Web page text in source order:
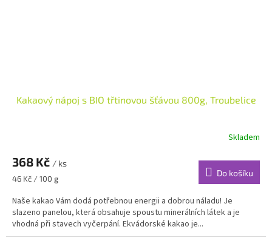
Kakaový nápoj s BIO třtinovou šťávou 800g, Troubelice
Skladem
368 Kč / ks
Měrná
46 Kč / 100 g
Do košíku
Naše kakao Vám dodá potřebnou energii a dobrou náladu! Je
slazeno panelou, která obsahuje spoustu minerálních látek a je
vhodná při stavech vyčerpání. Ekvádorské kakao je...